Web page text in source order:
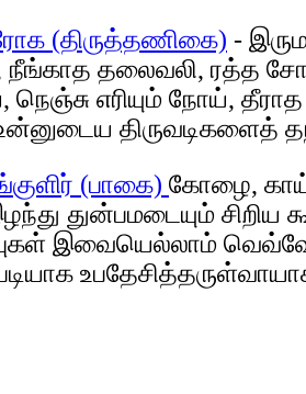
(திருத்தணிகை) -
நீங்காத தலைவலி, ரத்த
எரியும் நோய், தீராத
உன்னுடைய திருவடிகளைத்
(பாகை) கோழை,
துன்பமடையும் சிறிய
இவையெல்லாம்